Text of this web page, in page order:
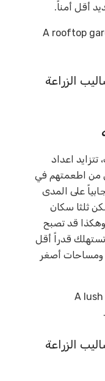
أقل أمناً.
الزراعة
اعداد
من اطعمتهم في
على المدى
ثلثا سكان
في المدن بحلول عام 2050. وهكذا قد تصبح
تستهلك قدراً أقل
ومساحات أصغر
الزراعة